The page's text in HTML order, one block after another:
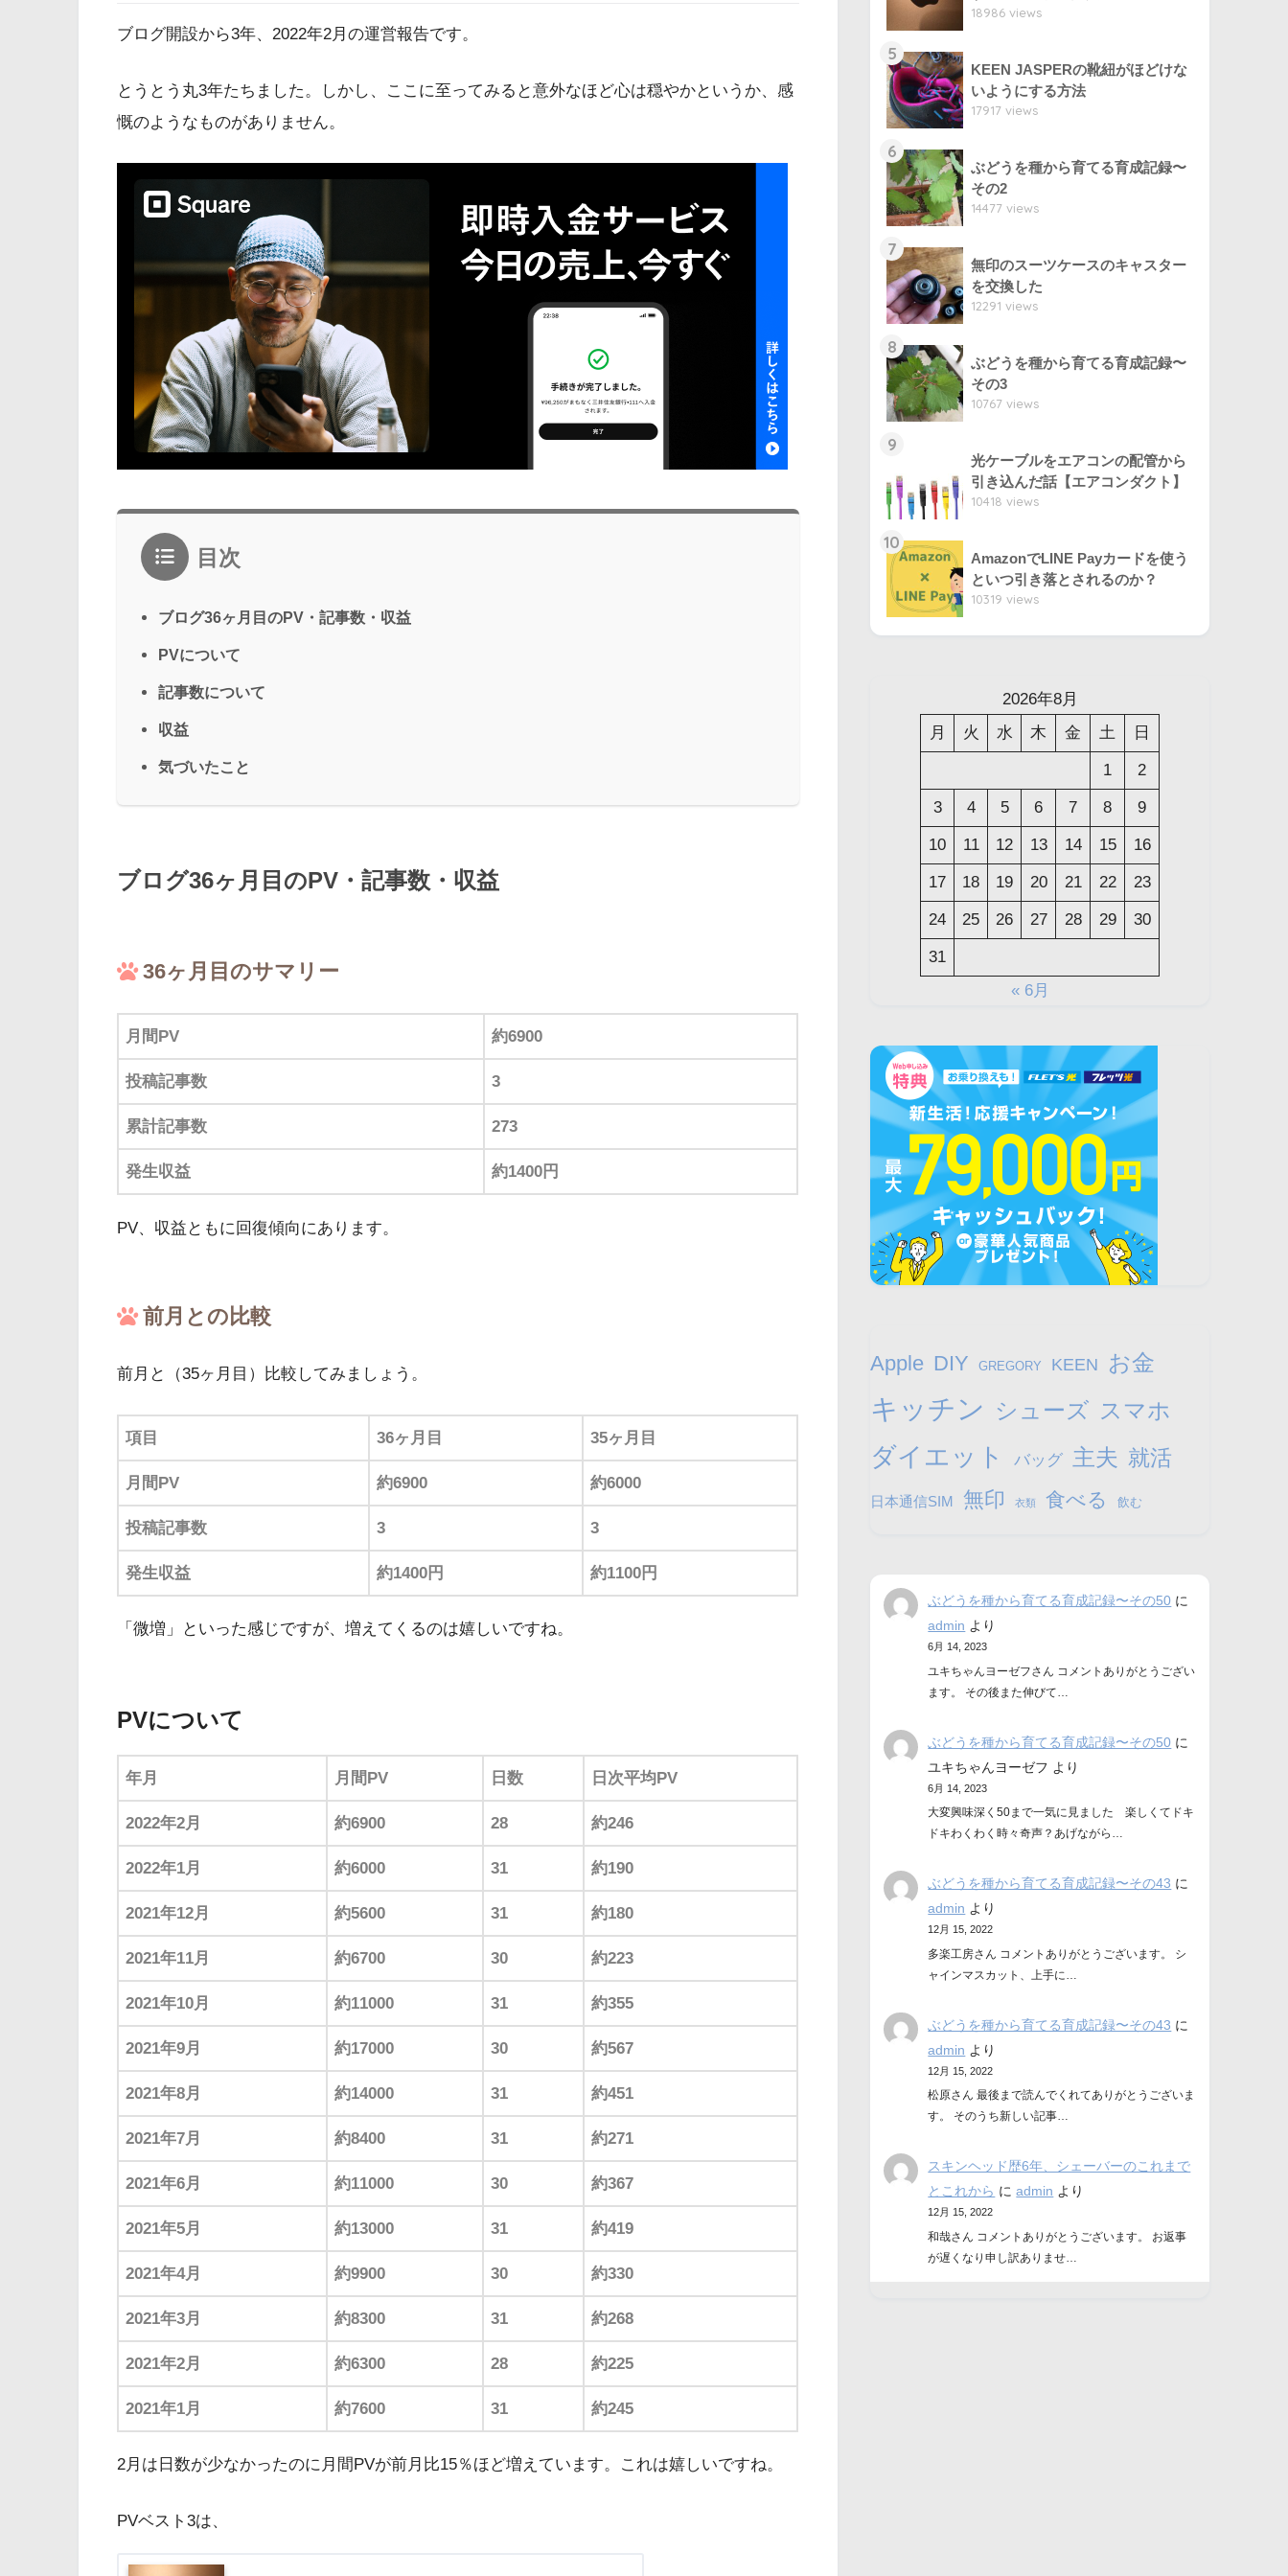
ブログ開設から3年、2022年2月の運営報告です。
とうとう丸3年たちました。しかし、ここに至ってみると意外なほど心は穏やかというか、感
慨のようなものがありません。
目次
ブログ36ヶ月目のPV・記事数・収益
PVについて
記事数について
収益
気づいたこと
ブログ36ヶ月目のPV・記事数・収益
36ヶ月目のサマリー
月間PV 約6900
投稿記事数 3
累計記事数 273
発生収益 約1400円
PV、収益ともに回復傾向にあります。
前月との比較
前月と（35ヶ月目）比較してみましょう。
項目 36ヶ月目 35ヶ月目
月間PV 約6900 約6000
投稿記事数 3 3
発生収益 約1400円 約1100円
「微増」といった感じですが、増えてくるのは嬉しいですね。
PVについて
年月 月間PV 日数 日次平均PV
2022年2月 約6900 28 約246
2022年1月 約6000 31 約190
2021年12月 約5600 31 約180
2021年11月 約6700 30 約223
2021年10月 約11000 31 約355
2021年9月 約17000 30 約567
2021年8月 約14000 31 約451
2021年7月 約8400 31 約271
2021年6月 約11000 30 約367
2021年5月 約13000 31 約419
2021年4月 約9900 30 約330
2021年3月 約8300 31 約268
2021年2月 約6300 28 約225
2021年1月 約7600 31 約245
2月は日数が少なかったのに月間PVが前月比15％ほど増えています。これは嬉しいですね。
PVベスト3は、
18986 views
5
KEEN JASPERの靴紐がほどけな
いようにする方法
17917 views
6
ぶどうを種から育てる育成記録〜
その2
14477 views
7
無印のスーツケースのキャスター
を交換した
12291 views
8
ぶどうを種から育てる育成記録〜
その3
10767 views
9
光ケーブルをエアコンの配管から
引き込んだ話【エアコンダクト】
10418 views
10
AmazonでLINE Payカードを使う
といつ引き落とされるのか？
10319 views
2026年8月
月
火 水 木 金 土 日
1 2
3 4 5 6 7 8 9
10 11 12 13 14 15 16
17 18 19 20 21 22 23
24 25 26 27 28 29 30
31
« 6月
Apple DIY GREGORY KEEN お金
キッチン シューズ スマホ
ダイエット バッグ 主夫 就活
日本通信SIM 無印 衣類 食べる 飲む
ぶどうを種から育てる育成記録〜その50 に
admin より
6月 14, 2023
ユキちゃんヨーゼフさん コメントありがとうござい
ます。 その後また伸びて…
ぶどうを種から育てる育成記録〜その50 に
ユキちゃんヨーゼフ より
6月 14, 2023
大変興味深く50まで一気に見ました 楽しくてドキ
ドキわくわく時々奇声？あげながら…
ぶどうを種から育てる育成記録〜その43 に
admin より
12月 15, 2022
多楽工房さん コメントありがとうございます。 シ
ャインマスカット、上手に…
ぶどうを種から育てる育成記録〜その43 に
admin より
12月 15, 2022
松原さん 最後まで読んでくれてありがとうございま
す。 そのうち新しい記事…
スキンヘッド歴6年、シェーバーのこれまで
とこれから にadmin より
12月 15, 2022
和哉さん コメントありがとうございます。 お返事
が遅くなり申し訳ありませ…